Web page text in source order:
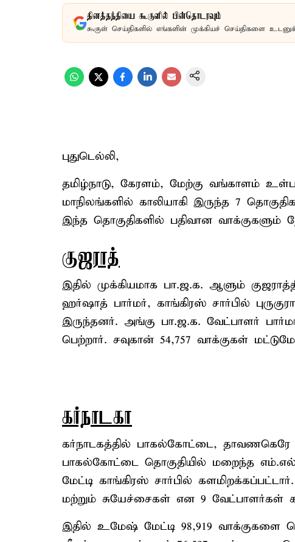
தினத்தந்தியை கூகுளில் பின்தொடரவும்
கூகுள் செய்திகளில் எங்களின் முக்கியச் செய்திகளை
புதுடெல்லி,
தமிழ்நாடு, கேரளம், மேற்கு வங்காளம்
மாநிலங்களில் காலியாகி இருந்த 7
இந்த தொகுதிகளில் பதிவான
குஜராத்
இதில் முக்கியமாக பா.ஜ.க. ஆளும்
ஹர்ஷாத் பார்மர், காங்கிரஸ் சார்பில்
இருந்தனர். அங்கு பா.ஜ.க. வேட்பாளர்
பெற்றார். சவுகான் 54,757 வாக்குகள்
கர்நாடகா
கர்நாடகத்தில் பாகல்கோட்டை, தாவணகெரே
பாகல்கோட்டை தொகுதியில் மறைந்த
மேட்டி காங்கிரஸ் சார்பில்
மற்றும் சுயேச்சைகள் என 9 வேட்பாளர்கள்
இதில் உமேஷ் மேட்டி 98,919 வாக்குகளை